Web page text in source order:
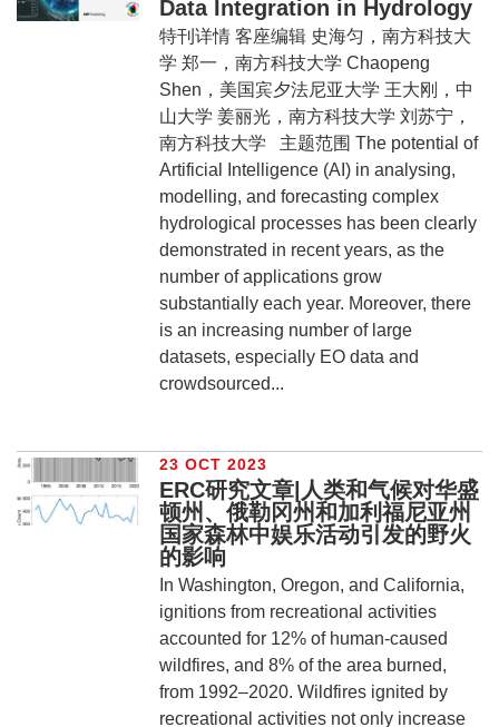
Data Integration in Hydrology
特刊详情 客座编辑 史海匀，南方科技大
学 郑一，南方科技大学 Chaopeng
Shen，美国宾夕法尼亚大学 王大刚，中
山大学 姜丽光，南方科技大学 刘苏宁，
南方科技大学 主题范围 The potential of
Artificial Intelligence (AI) in analysing,
modelling, and forecasting complex
hydrological processes has been clearly
demonstrated in recent years, as the
number of applications grow
substantially each year. Moreover, there
is an increasing number of large
datasets, especially EO data and
crowdsourced...
23 OCT 2023
ERC研究文章|人类和气候对华盛
顿州、俄勒冈州和加利福尼亚州
国家森林中娱乐活动引发的野火
的影响
In Washington, Oregon, and California,
ignitions from recreational activities
accounted for 12% of human-caused
wildfires, and 8% of the area burned,
from 1992–2020. Wildfires ignited by
recreational activities not only increase